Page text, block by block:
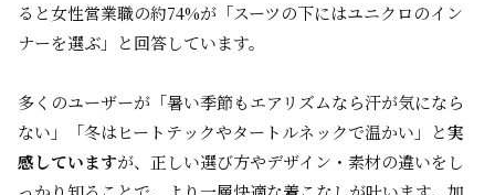
ると女性営業職の約74%が「スーツの下にはユニクロのイン
ナーを選ぶ」と回答しています。
多くのユーザーが「暑い季節もエアリズムなら汗が気になら
ない」「冬はヒートテックやタートルネックで温かい」と実
感していますが、正しい選び方やデザイン・素材の違いをし